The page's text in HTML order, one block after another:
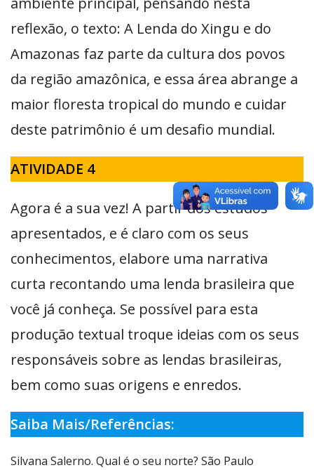
reflexão, o texto: A Lenda do Xingu e do
Amazonas faz parte da cultura dos povos
da região amazônica, e essa área abrange a
maior floresta tropical do mundo e cuidar
deste patrimônio é um desafio mundial.
ATIVIDADE 4
Agora é a sua vez! A partir dos estudos
apresentados, e é claro com os seus
conhecimentos, elabore uma narrativa
curta recontando uma lenda brasileira que
você já conheça. Se possível para esta
produção textual troque ideias com os seus
responsáveis sobre as lendas brasileiras,
bem como suas origens e enredos.
Saiba Mais/Referências:
Silvana Salerno. Qual é o seu norte? São Paulo